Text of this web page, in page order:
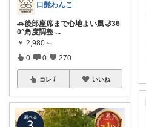
口髭わんこ
🚗後部座席まで心地よい風🌙36
0°角度調整 ...
￥ 2,980～
0 0 270
コレ いいね